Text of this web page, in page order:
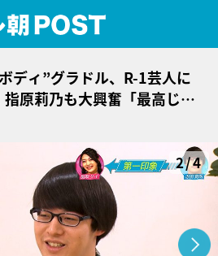
ディ”グラドル、R-1芸人に
原莉乃も大興奮「最高じゃ
2/4